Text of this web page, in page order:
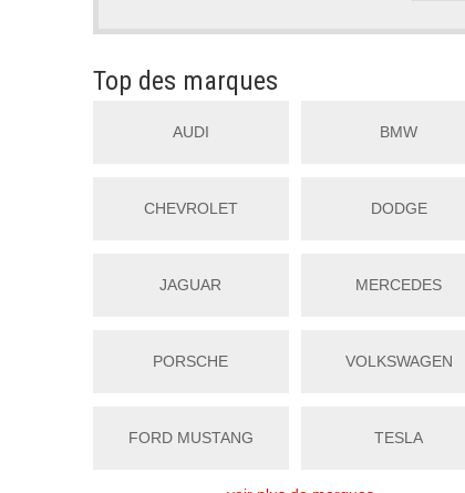
Top des marques
AUDI BMW
CHEVROLET DODGE
JAGUAR MERCEDES
PORSCHE VOLKSWAGEN
FORD MUSTANG TESLA